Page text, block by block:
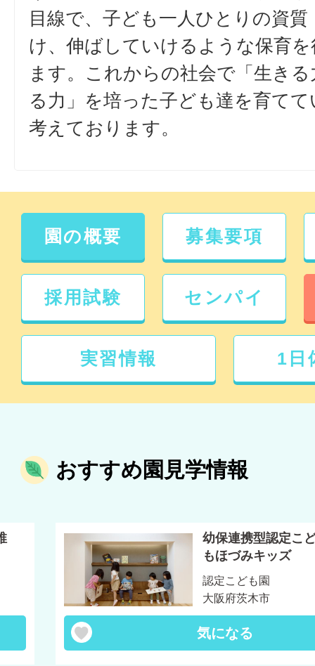
目線で、子ども一人ひとりの資質
け、伸ばしていけるような保育
ます。これからの社会で「生き
る力」を培った子ども達を育て
考えております。
園の概要 募集要項
採用試験 センパイ
実習情報 1日
おすすめ園見学情報
幼保連携型認定こ
もほづみキッズ
認定こども園
大阪府茨木市
気になる